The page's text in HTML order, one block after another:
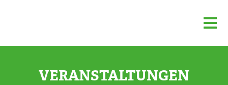
VERANSTALTUNGEN